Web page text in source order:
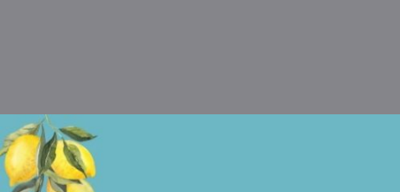
POGLEDAJTE I DRUGE PROIZVODE OVOG BRENDA